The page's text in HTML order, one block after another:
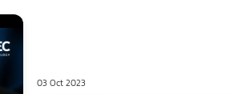
03 Oct 2023